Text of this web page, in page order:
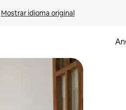
Mostrar idioma original